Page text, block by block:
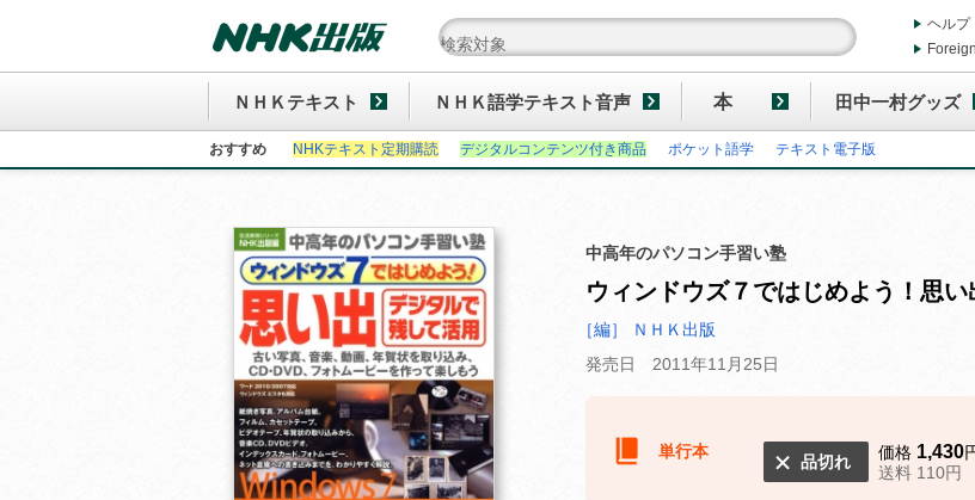
ヘルプ
ＮＨＫテキスト ＮＨＫ語学テキスト音声 本 田中一村グッズ
おすすめ NHKテキスト定期購読 デジタルコンテンツ付き商品 ポケット語学 テキスト電子版
中高年のパソコン手習い塾
ウィンドウズ７ではじめよう！思
［編］ ＮＨＫ出版
発売日 2011年11月25日
単行本
品切れ 価格 1,430
送料 110円